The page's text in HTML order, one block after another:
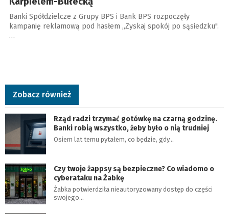
Banki Spółdzielcze z Grupy BPS i Bank BPS rozpoczęły
kampanię reklamową pod hasłem „Zyskaj spokój po sąsiedzku".
…
Zobacz również
Rząd radzi trzymać gotówkę na czarną godzinę.
Banki robią wszystko, żeby było o nią trudniej
Osiem lat temu pytałem, co będzie, gdy…
Czy twoje żappsy są bezpieczne? Co wiadomo o
cyberataku na Żabkę
Żabka potwierdziła nieautoryzowany dostęp do części
swojego…